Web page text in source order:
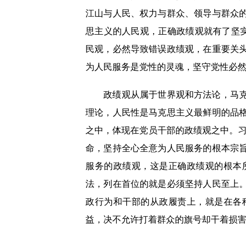
江山与人民、权力与群众、领导与群众
思主义的人民观，正确政绩观就有了坚
民观，必然导致错误政绩观，在重要关
为人民服务是党性的灵魂，坚守党性必
政绩观从属于世界观和方法论，马克
理论，人民性是马克思主义最鲜明的品
之中，体现在党员干部的政绩观之中。
命，坚持全心全意为人民服务的根本宗
服务的政绩观，这是正确政绩观的根
法，列在首位的就是必须坚持人民至上
政行为和干部的从政履责上，就是在
益，决不允许打着群众的旗号却干着损